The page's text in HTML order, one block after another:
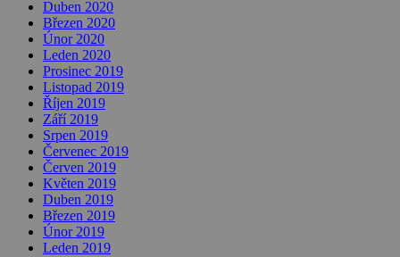
Duben 2020
Březen 2020
Únor 2020
Leden 2020
Prosinec 2019
Listopad 2019
Říjen 2019
Září 2019
Srpen 2019
Červenec 2019
Červen 2019
Květen 2019
Duben 2019
Březen 2019
Únor 2019
Leden 2019